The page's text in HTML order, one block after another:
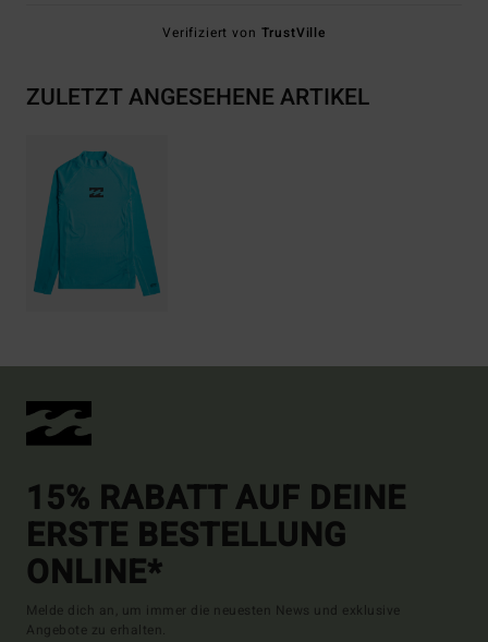
Verifiziert von TrustVille
ZULETZT ANGESEHENE ARTIKEL
15% RABATT AUF DEINE
ERSTE BESTELLUNG
ONLINE*
Melde dich an, um immer die neuesten News und exklusive
Angebote zu erhalten.